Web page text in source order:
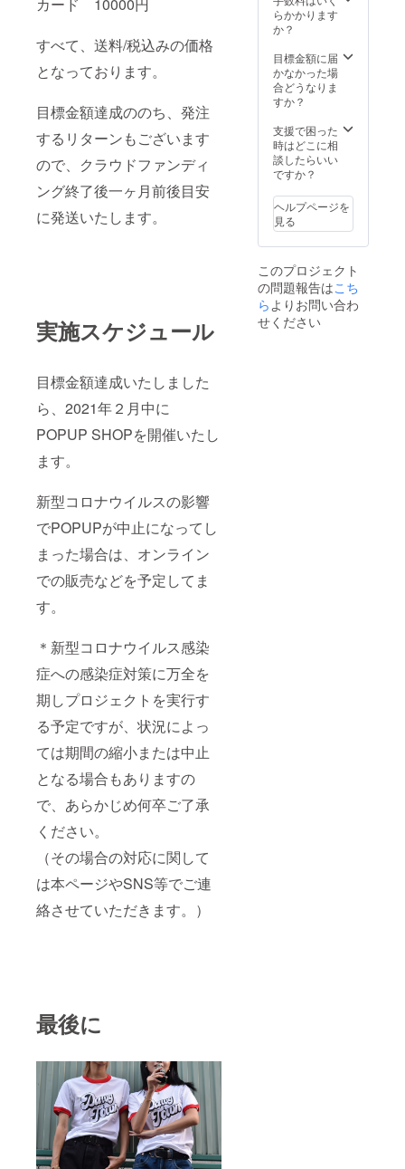
すべて、送料/税込みの価格
となっております。
目標金額達成ののち、発注
するリターンもございます
ので、クラウドファンディ
ング終了後一ヶ月前後目安
に発送いたします。
実施スケジュール
目標金額達成いたしました
ら、2021年２月中に
POPUP SHOPを開催いたし
ます。
新型コロナウイルスの影響
でPOPUPが中止になってし
まった場合は、オンライン
での販売などを予定してま
す。
＊新型コロナウイルス感染
症への感染症対策に万全を
期しプロジェクトを実行す
る予定ですが、状況によっ
ては期間の縮小または中止
となる場合もありますの
で、あらかじめ何卒ご了承
ください。
（その場合の対応に関して
は本ページやSNS等でご連
絡させていただきます。）
最後に
イズ 着
幅
５８ 肩
幅
６０ こ
ちら
は、送
料/税込
なって
おりま
す。
そこで
使える
ンを配
布いた
しま
す。 オ
ルパー
カーは
ワンサ
イズの
りま
す。
パー
カー
着
丈
７０ 身
幅
６０ 肩
らかかります
か？
目標金額に届
かなかった場
合どうなりま
すか？
支援で困った
時はどこに相
談したらいい
ですか？
ヘルプページを
見る
このプロジェクト
の問題報告はこち
ら よりお問い合わ
せください